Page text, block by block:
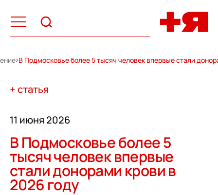
В Подмосковье более 5 тысяч человек впервые стали
+ статья
11 июня 2026
В Подмосковье более 5
тысяч человек впервые
стали донорами крови в
2026 году